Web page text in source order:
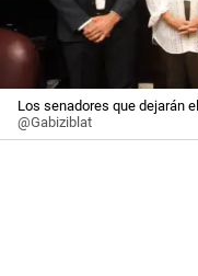
Los senadores que dejarán
@Gabiziblat